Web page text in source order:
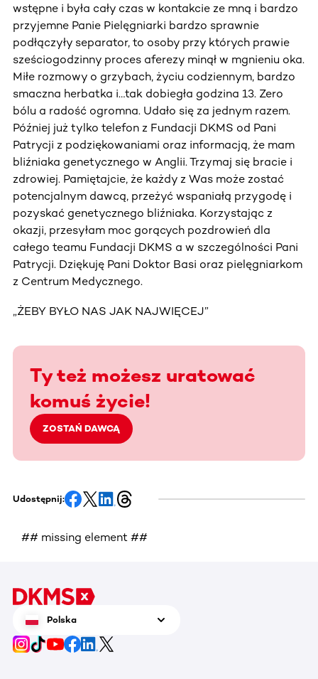
wstępne i była cały czas w kontakcie ze mną i bardzo
przyjemne Panie Pielęgniarki bardzo sprawnie
podłączyły separator, to osoby przy których prawie
sześciogodzinny proces aferezy minął w mgnieniu oka.
Miłe rozmowy o grzybach, życiu codziennym, bardzo
smaczna herbatka i…tak dobiegła godzina 13. Zero
bólu a radość ogromna. Udało się za jednym razem.
Później już tylko telefon z Fundacji DKMS od Pani
Patrycji z podziękowaniami oraz informacją, że mam
bliźniaka genetycznego w Anglii. Trzymaj się bracie i
zdrowiej. Pamiętajcie, że każdy z Was może zostać
potencjalnym dawcą, przeżyć wspaniałą przygodę i
pozyskać genetycznego bliźniaka. Korzystając z
okazji, przesyłam moc gorących pozdrowień dla
całego teamu Fundacji DKMS a w szczególności Pani
Patrycji. Dziękuję Pani Doktor Basi oraz pielęgniarkom
z Centrum Medycznego.
„ŻEBY BYŁO NAS JAK NAJWIĘCEJ”
Ty też możesz uratować
komuś życie!
ZOSTAŃ DAWCĄ
Udostępnij:
## missing element ##
Polska